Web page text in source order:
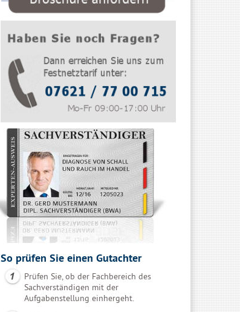
So prüfen Sie einen Gutachter
Prüfen Sie, ob der Fachbereich des
Sachverständigen mit der
Aufgabenstellung einhergeht.